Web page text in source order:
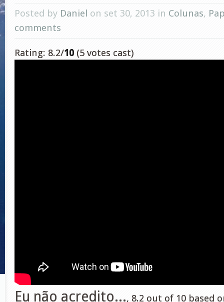
Posted by Daniel on set 30, 2013 in Colunas,
comments
Rating: 8.2/10 (5 votes cast)
Eu não acredito..., 8.2 out of 10 based